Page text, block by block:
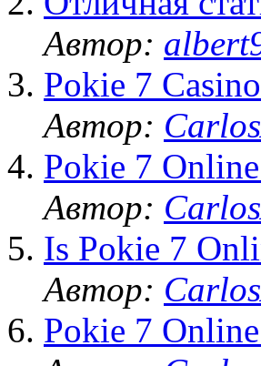
Автор:
Pokie 7
Автор:
Pokie 7
Автор:
Is Pokie 7
Автор:
Pokie 7